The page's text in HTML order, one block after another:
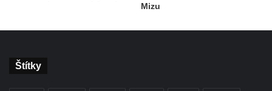
Mizu
Štítky